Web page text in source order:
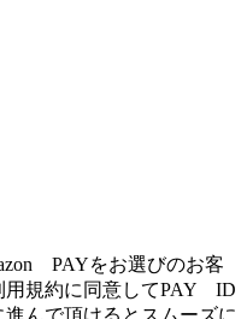
PAYをお選びのお客
用規約に同意してPAY ID
んで頂けるとスムーズに